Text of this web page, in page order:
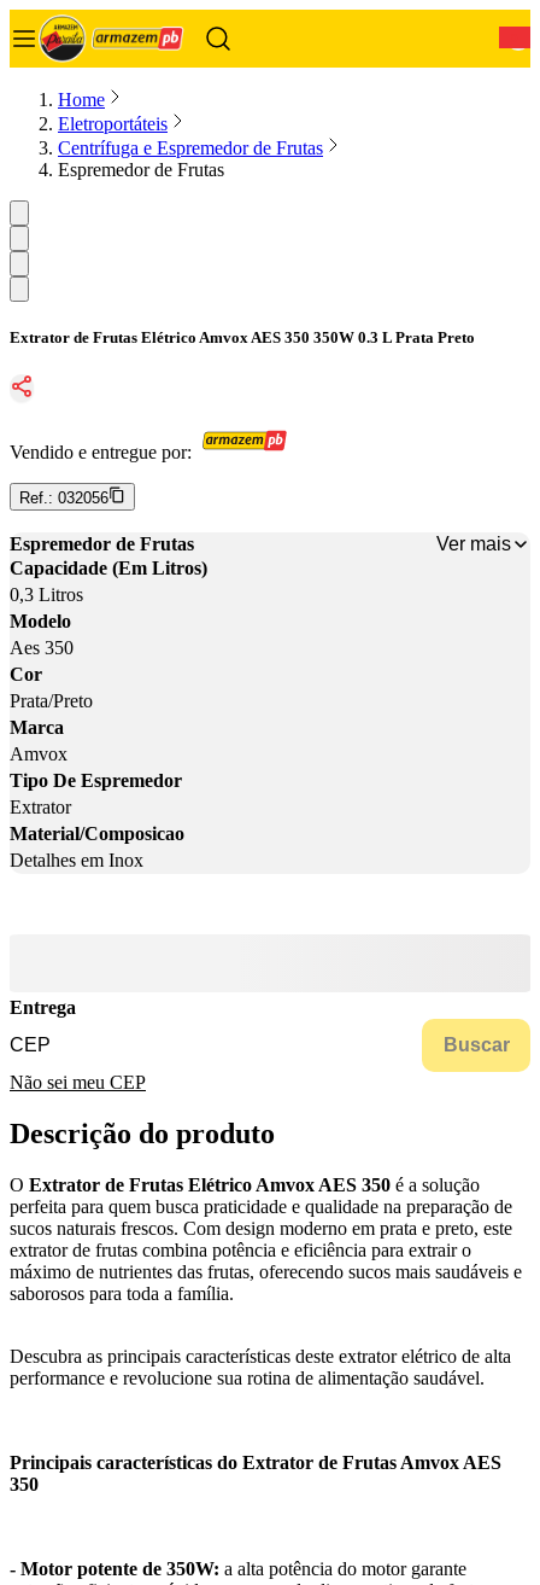
Home
Eletroportáteis
Centrífuga e Espremedor de Frutas
Espremedor de Frutas
Extrator de Frutas Elétrico Amvox AES 350 350W 0.3 L Prata Preto
Vendido e entregue por:
Ref.: 032056
Espremedor de Frutas
Ver mais
Capacidade (Em Litros)
0,3 Litros
Modelo
Aes 350
Cor
Prata/Preto
Marca
Amvox
Tipo De Espremedor
Extrator
Material/Composicao
Detalhes em Inox
Entrega
Buscar
Não sei meu CEP
Descrição do produto
O Extrator de Frutas Elétrico Amvox AES 350 é a solução
perfeita para quem busca praticidade e qualidade na preparação de
sucos naturais frescos. Com design moderno em prata e preto, este
extrator de frutas combina potência e eficiência para extrair o
máximo de nutrientes das frutas, oferecendo sucos mais saudáveis e
saborosos para toda a família.
Descubra as principais características deste extrator elétrico de alta
performance e revolucione sua rotina de alimentação saudável.
Principais características do Extrator de Frutas Amvox AES
350
- Motor potente de 350W: a alta potência do motor garante